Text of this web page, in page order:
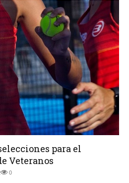
para el
Veteranos
0